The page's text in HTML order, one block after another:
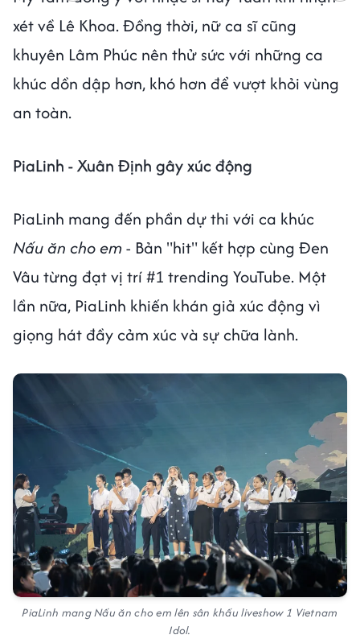
xét về Lê Khoa. Đồng thời, nữ ca sĩ cũng
khuyên Lâm Phúc nên thử sức với những ca
khúc dồn dập hơn, khó hơn để vượt khỏi vùng
an toàn.
PiaLinh - Xuân Định gây xúc động
PiaLinh mang đến phần dự thi với ca khúc
Nấu ăn cho em - Bản "hit" kết hợp cùng Đen
Vâu từng đạt vị trí #1 trending YouTube. Một
lần nữa, PiaLinh khiến khán giả xúc động vì
giọng hát đầy cảm xúc và sự chữa lành.
PiaLinh mang Nấu ăn cho em lên sân khấu liveshow 1 Vietnam
Idol.